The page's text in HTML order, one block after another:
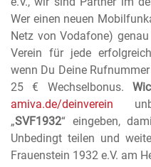
Wer einen neuen
Netz von Vodafone)
Verein für jede
wenn Du Deine
25 € Wechselbonus.
amiva.de/deinverein
„SVF1932“ eingeben,
Unbedingt teilen und
Frauenstein 1932 e.V. am